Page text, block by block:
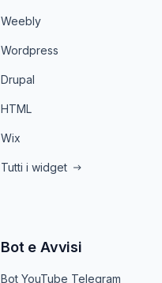
Weebly
Wordpress
Drupal
HTML
Wix
Tutti i widget
Bot e Avvisi
Bot YouTube Telegram